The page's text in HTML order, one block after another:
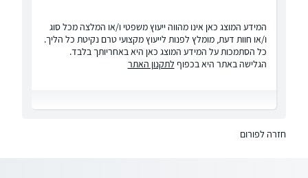
המידע המוצג כאן אינו מהווה ייעוץ משפטי ו/או המלצה מכל סוג
ו/או חוות דעת, מומלץ לפנות לייעוץ מקצועי טרם נקיטת כל הליך.
כל הסתמכות על המידע המוצג כאן היא באחריותך בלבד.
הגלישה באתר היא בכפוף לתקנון האתר
חזרה לפורום